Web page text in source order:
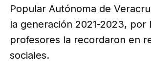
Popular Autónoma de
la generación 2021-2023, por
profesores la recordaron en
sociales.